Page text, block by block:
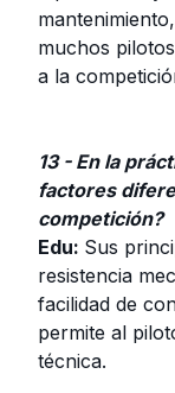
muchos
a la
13 - En la
factores
competición?
Edu: Sus
resistencia
facilidad de
permite al
técnica.